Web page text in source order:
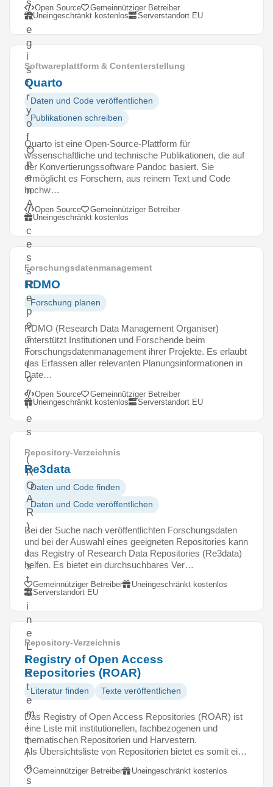
s
R
e
g
i
s
t
r
y
o
f
O
p
e
n
A
c
c
e
s
s
R
e
p
o
s
i
t
o
r
i
e
s
(
R
O
A
R
)
i
s
t
e
i
n
e
L
i
s
t
e
m
i
t
i
n
s
Open Source
Gemeinnütziger Betreiber
Uneingeschränkt kostenlos
Serverstandort EU
Softwareplattform & Contenterstellung
Quarto
Daten und Code veröffentlichen
Publikationen schreiben
Quarto ist eine Open-Source-Plattform für
wissenschaftliche und technische Publikationen, die auf
der Konvertierungssoftware Pandoc basiert. Sie
ermöglicht es Forschern, aus reinem Text und Code
hochw…
Open Source
Gemeinnütziger Betreiber
Uneingeschränkt kostenlos
Forschungsdatenmanagement
RDMO
Forschung planen
RDMO (Research Data Management Organiser)
unterstützt Institutionen und Forschende beim
Forschungsdatenmanagement ihrer Projekte. Es erlaubt
das Erfassen aller relevanten Planungsinformationen in
Date…
Open Source
Gemeinnütziger Betreiber
Uneingeschränkt kostenlos
Serverstandort EU
Repository-Verzeichnis
Re3data
Daten und Code finden
Daten und Code veröffentlichen
Bei der Suche nach veröffentlichten Forschungsdaten
und bei der Auswahl eines geeigneten Repositories kann
das Registry of Research Data Repositories (Re3data)
helfen. Es bietet ein durchsuchbares Ver…
Gemeinnütziger Betreiber
Uneingeschränkt kostenlos
Serverstandort EU
Repository-Verzeichnis
Registry of Open Access
Repositories (ROAR)
Literatur finden Texte veröffentlichen
Das Registry of Open Access Repositories (ROAR) ist
eine Liste mit institutionellen, fachbezogenen und
thematischen Repositorien und Harvestern.
Als Übersichtsliste von Repositorien bietet es somit ei…
Gemeinnütziger Betreiber Uneingeschränkt kostenlos